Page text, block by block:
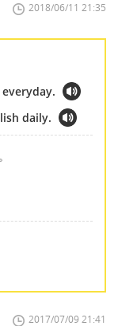
2018/06/11 21:35
daily.
2017/07/09 21:41